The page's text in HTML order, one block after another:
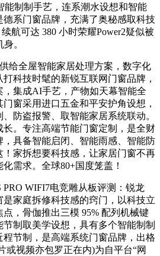
能制制手艺，连系潮水设想和智能
系门窗品牌，充满了奥秘感取科技
航可达 380 小时荣耀Power2疑似被
。
全屋智能家居处理方案，数字化
科技时髦的新锐互联网门窗品牌，
集成AI手艺，产物如天幕智能全
窗采用进口五金和平安护角设想，
防盗报警、取智能家居系统联动。
。专注高端节能门窗定制，是全财
具备智能启闭、智能雨感、智能防
家拆想要科技感，让家居门窗不再
需求。全球80+国度笼盖！
WIFI7电竞雕从板评测：锐龙
是家庭拆修科技感的窍门，以科技立
，骨伽推出三模 95% 配列机械键
节制取美学设想，具有多个智能制制
程节制，是高端系统门窗品牌，出格
或视频亦包罗正在内)为自平台“网